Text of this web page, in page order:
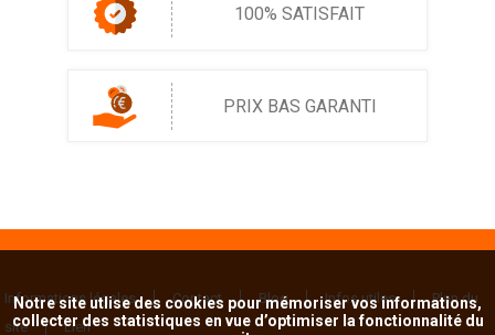
100% SATISFAIT
PRIX BAS GARANTI
Informations légales Contact Blog Infos utiles
Plan du
site
Lien
Notre site utlise des cookies pour mémoriser vos informations,
collecter des statistiques en vue d’optimiser la fonctionnalité du